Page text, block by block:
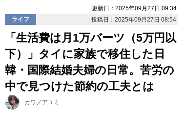
更新日：2025年09月27日 09:34
ライフ
投稿日：2025年09月27日 08:54
「生活費は月1万バーツ（5万円以
下）」タイに家族で移住した日
韓・国際結婚夫婦の日常。苦労の
中で見つけた節約の工夫とは
カワノアユミ